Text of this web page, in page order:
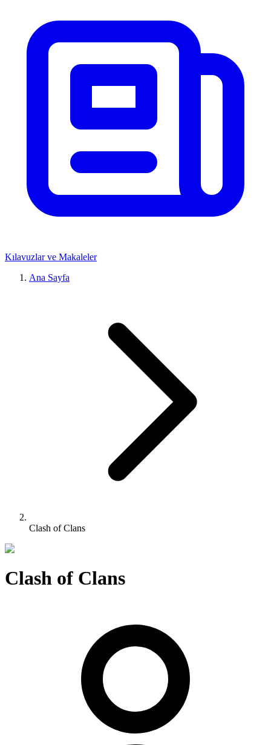
Kılavuzlar ve Makaleler
Ana Sayfa
Clash of Clans
Clash of Clans